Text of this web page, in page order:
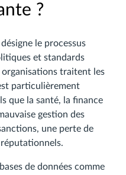
?
le processus
et standards
organisations traitent les
particulièrement
que la santé, la finance
gestion des
une perte de
de données comme